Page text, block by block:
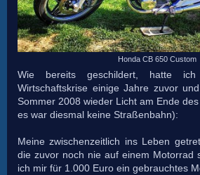
Honda CB 650 Custom
Wie bereits geschildert, hatte ich
Wirtschaftskrise einige Jahre zuvor
Sommer 2008 wieder Licht am Ende
es war diesmal keine Straßenbahn):
Meine zwischenzeitlich ins Leben
die zuvor noch nie auf einem Motorrad
ich mir für 1.000 Euro ein gebrauchtes